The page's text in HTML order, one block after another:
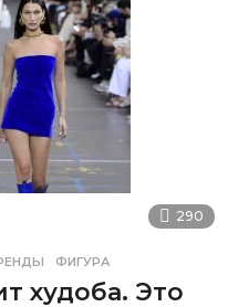
290
,ФИГУРА
худоба. Это